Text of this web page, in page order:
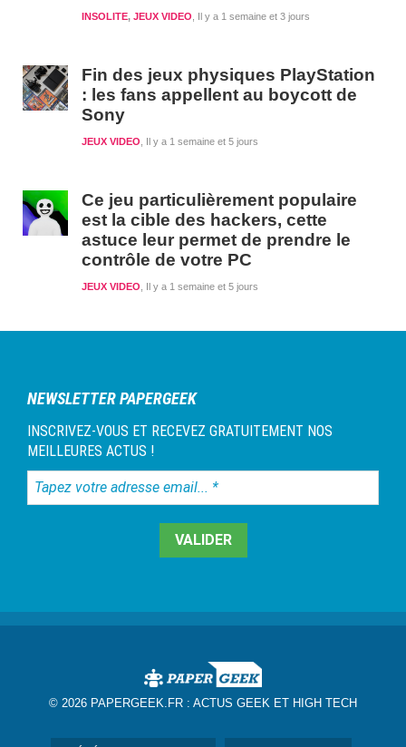
Il y a 1 semaine et 3 jours
INSOLITE, JEUX VIDEO
Fin des jeux physiques PlayStation
: les fans appellent au boycott de
Sony
Il y a 1 semaine et 5 jours
JEUX VIDEO
Ce jeu particulièrement populaire
est la cible des hackers, cette
astuce leur permet de prendre le
contrôle de votre PC
Il y a 1 semaine et 5 jours
JEUX VIDEO
NEWSLETTER PAPERGEEK
INSCRIVEZ-VOUS ET RECEVEZ GRATUITEMENT NOS
MEILLEURES ACTUS !
Tapez
votre
© 2026 PAPERGEEK.FR : ACTUS GEEK ET HIGH TECH